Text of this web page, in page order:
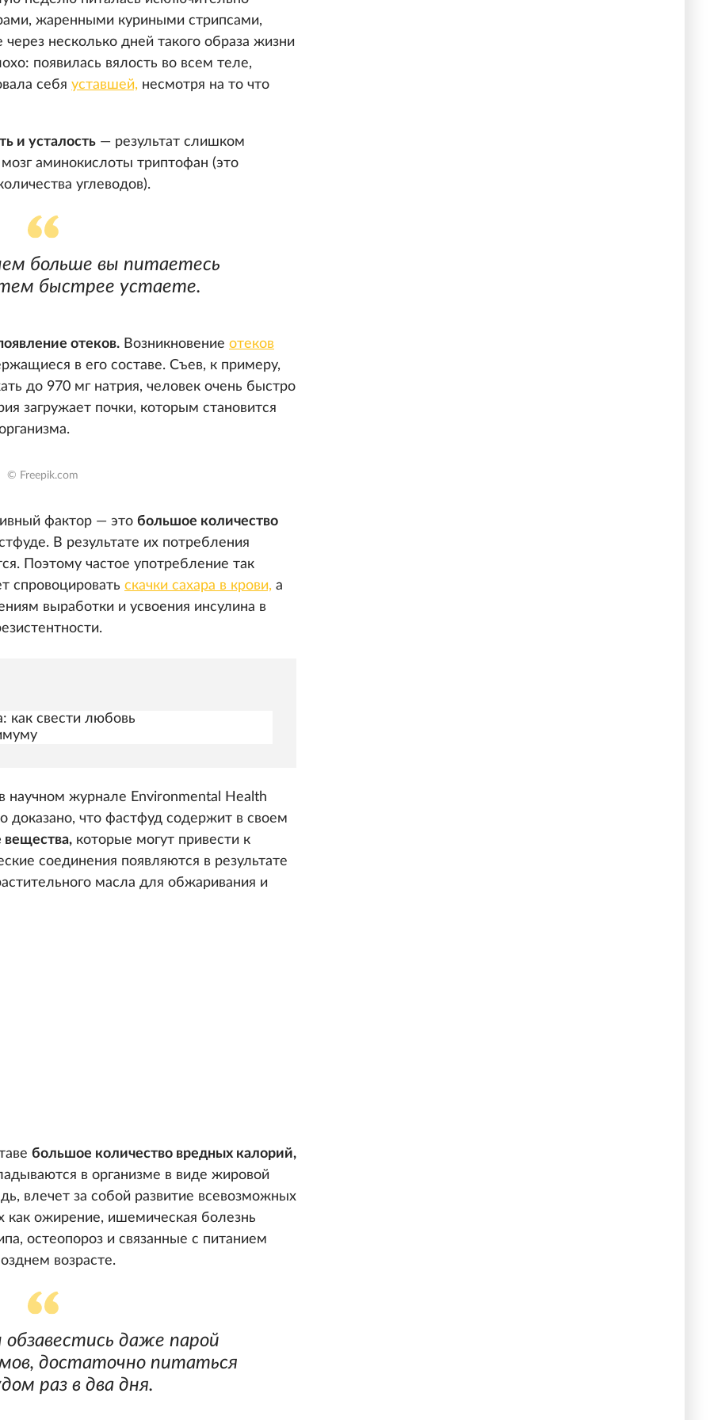
жаренными куриными стрипсами,
через несколько дней такого образа жизни
появилась вялость во всем теле,
себя уставшей, несмотря на то что
и усталость — результат слишком
аминокислоты триптофан (это
углеводов).
больше вы питаетесь
быстрее устаете.
отеков. Возникновение отеков
в его составе. Съев, к примеру,
до 970 мг натрия, человек очень быстро
загружает почки, которым становится
© Freepik.com
фактор — это большое количество
В результате их потребления
Поэтому частое употребление так
спровоцировать скачки сахара в крови, а
выработки и усвоения инсулина в
как свести любовь
научном журнале Environmental Health
доказано, что фастфуд содержит в своем
вещества, которые могут привести к
соединения появляются в результате
масла для обжаривания и
большое количество вредных калорий,
в организме в виде жировой
влечет за собой развитие всевозможных
как ожирение, ишемическая болезнь
остеопороз и связанные с питанием
возрасте.
даже парой
достаточно питаться
раз в два дня.